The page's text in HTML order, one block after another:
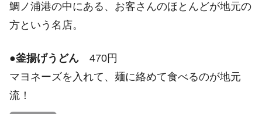
鯛ノ浦港の中にある、お客さんのほとんどが地元の
方という名店。
●釜揚げうどん 470円
マヨネーズを入れて、麺に絡めて食べるのが地元
流！